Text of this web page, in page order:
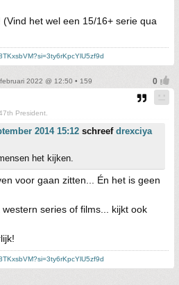
het wel een 15/16+ serie qua
2022 @ 12:50 • 159
President.
2014 15:12 schreef drexciya
het kijken.
voor gaan zitten... Én het is geen
series of films... kijkt ook